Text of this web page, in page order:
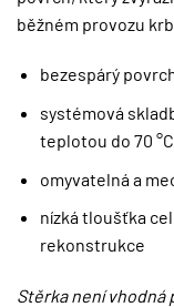
běžném provozu
bezespárý
systémová
teplotou do 70 °C
omyvatelná a
nízká tloušťka
rekonstrukce
Stěrka není vhodná